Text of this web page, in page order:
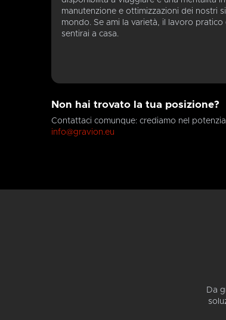
manutenzione e ottimizzazioni dei nostri
mondo. Se ami la varietà, il lavoro
sentirai a casa.
Non hai trovato la tua posizione?
Contattaci comunque: crediamo nel
info@gravion.eu
Da